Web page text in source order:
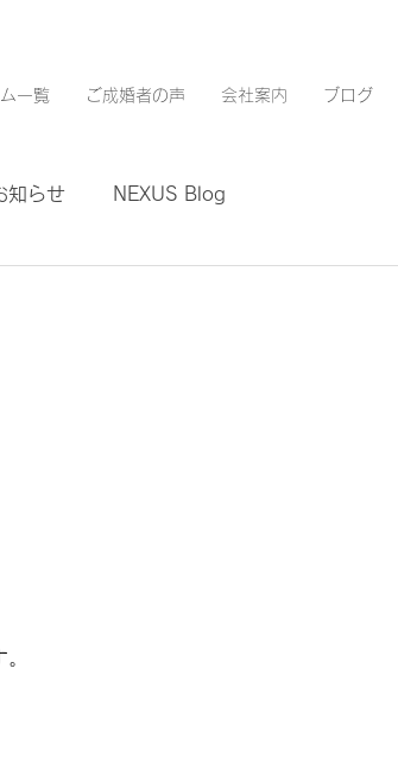
一覧 ご成婚者の声 会社案内 ブログ
知らせ NEXUS Blog